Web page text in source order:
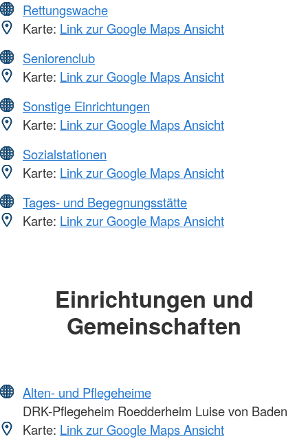
Rettungswache
Karte: Link zur Google Maps Ansicht
Seniorenclub
Karte: Link zur Google Maps Ansicht
Sonstige Einrichtungen
Karte: Link zur Google Maps Ansicht
Sozialstationen
Karte: Link zur Google Maps Ansicht
Tages- und Begegnungsstätte
Karte: Link zur Google Maps Ansicht
Einrichtungen und
Gemeinschaften
Alten- und Pflegeheime
DRK-Pflegeheim Roedderheim Luise von Baden
Karte: Link zur Google Maps Ansicht